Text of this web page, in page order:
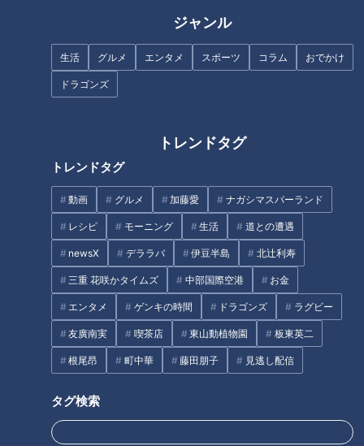
ジャンル
生活 グルメ エンタメ スポーツ コラム おでかけ
ドラゴンズ
トレンドタグ
トレンドタグ
動画 グルメ 加藤愛 ナガシマスパーランド
レシピ モーニング 生活 道との遭遇
newsX デララバ 伊豆半島 北辻利寿
三重 花咲かタイムズ 中部国際空港 お金
エンタメ ゲンキの時間 ドラゴンズ ラグビー
友廣南実 喫茶店 東山動植物園 板東英二
根尾昂 町中華 藤田朋子 見逃し配信
タグ検索
「名古屋情報通」編集長、アスカイさんは自身のTwitterフォ
ロワーはおよそ8万人。最新のグルメ情報を追い求め年間700
回以上は外食という、まさに情報通です。
ことしのトレンドグルメをどうふり返るか尋ねると、「ことし
オープン＆リニューアルした商業施設」をフリップにリスト化
して提示しました。
岐阜県では「イオンモール土岐」がグランドオープンし、およ
そ140の専門店が大集結。東海地方初出店およそ20店舗。最も
したスイーツなどオープンとともにグルメも話題になりまし
た。他にも多数のオープン＆リニューアル施設があります。